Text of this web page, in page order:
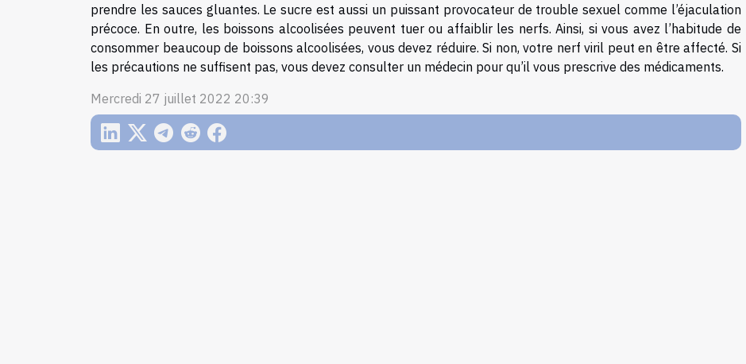
prendre les sauces gluantes. Le sucre est aussi un puissant provocateur de trouble sexuel comme l’éjaculation
précoce. En outre, les boissons alcoolisées peuvent tuer ou affaiblir les nerfs. Ainsi, si vous avez l’habitude de
consommer beaucoup de boissons alcoolisées, vous devez réduire. Si non, votre nerf viril peut en être affecté. Si
les précautions ne suffisent pas, vous devez consulter un médecin pour qu’il vous prescrive des médicaments.
Mercredi 27 juillet 2022 20:39